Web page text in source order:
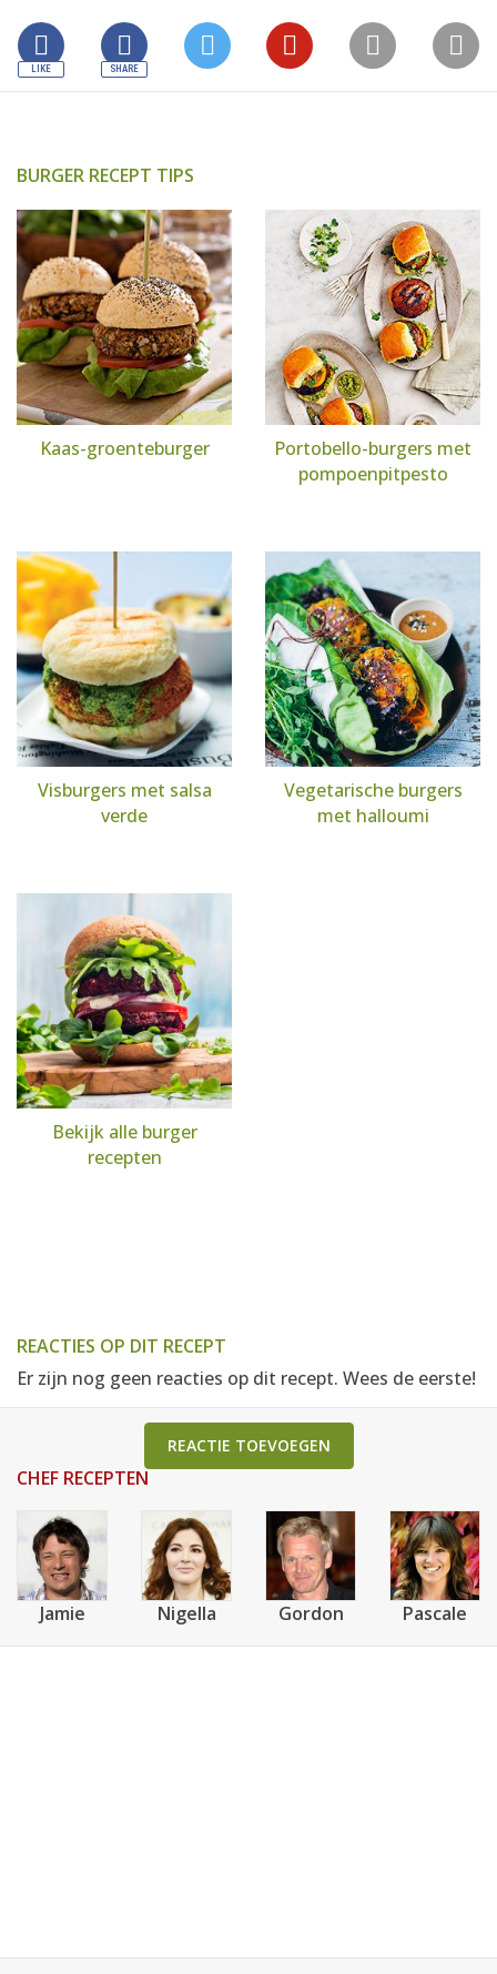
BURGER RECEPT TIPS
Kaas-groenteburger
Portobello-burgers met
pompoenpitpesto
Visburgers met salsa
verde
Vegetarische burgers
met halloumi
Bekijk alle burger
recepten
REACTIES OP DIT RECEPT
Er zijn nog geen reacties op dit recept. Wees de eerste!
REACTIE TOEVOEGEN
CHEF RECEPTEN
Jamie Nigella Gordon Pascale